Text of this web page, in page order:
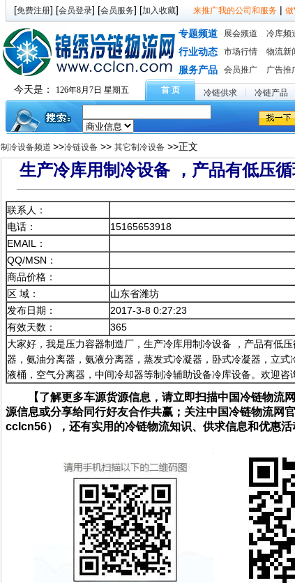
[免费注册] [会员登录] [会员服务] [加入收藏] 来推广我的公司和服务 |
专题频道 展会频道 冷库频
行业动态 市场行情 物流新
服务产品 会员推广 广告推
今天是： 126年8月7日 星期五 首 页 冷链供求 冷链产品
制冷设备频道 >>冷链设备>> 其它制冷设备>>正文
生产冷库用制冷设备 ，产品有低压
联系人：
电话：
15165653918
EMAIL：
QQ/MSN：
商品价格：
区 域：
山东省潍坊
发布日期：
2017-3-8 0:27:23
有效天数：
365
大家好，我是压力容器制造厂，生产冷库用制冷设备 ，产品有低
器，氨油分离器，氨液分离器，蒸发式冷凝器，卧式冷凝器，立式
液桶，空气分离器，中间冷却器等制冷辅助设备冷库设备。欢迎
【了解更多车源货源信息，请立即扫描中国冷链物流
源信息或分享给同行好友合作共赢；关注中国冷链物流网
cclcn56），还有实用的冷链物流知识、供求信息和优惠活